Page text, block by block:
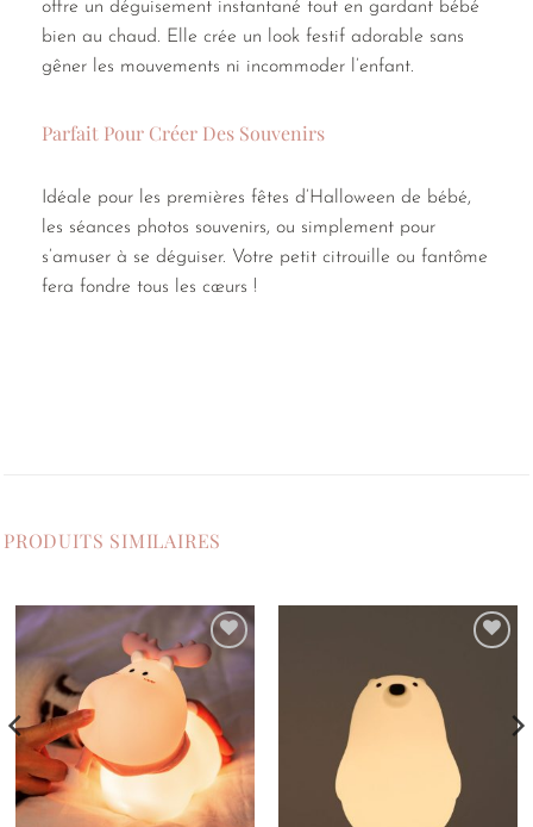
offre un déguisement instantané tout en gardant bébé
bien au chaud. Elle crée un look festif adorable sans
gêner les mouvements ni incommoder l’enfant.
Parfait Pour Créer Des Souvenirs
Idéale pour les premières fêtes d’Halloween de bébé,
les séances photos souvenirs, ou simplement pour
s’amuser à se déguiser. Votre petit citrouille ou fantôme
fera fondre tous les cœurs !
PRODUITS SIMILAIRES
Ajouter
à la
liste de
souhaits